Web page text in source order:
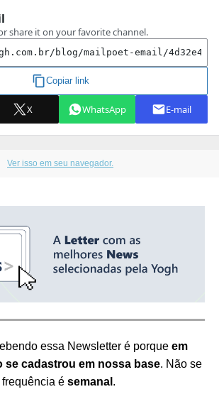
Ver isso em seu navegador.
essa Newsletter é porque em
se cadastrou em nossa base. Não se
é semanal .